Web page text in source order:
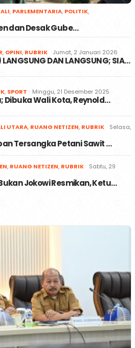
, PARLEMENTARIA, POLITIK,
dan Desak Gube…
, OPINI, RUBRIK Jumat, 2 Januari 2026
DAN LANGSUNG; SIA…
, SPORT Minggu, 21 Desember 2025
Dibuka Wali Kota, Reynold…
UTARA, RUANG NETIZEN, RUBRIK
Selasa,
Tersangka Petani Sawit …
, RUANG NETIZEN, RUBRIK
Sabtu, 29
Jokowi Resmikan, Ketu…